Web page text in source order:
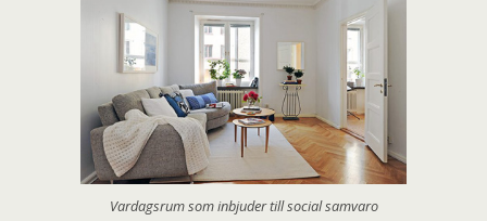
Vardagsrum som inbjuder till social samvaro